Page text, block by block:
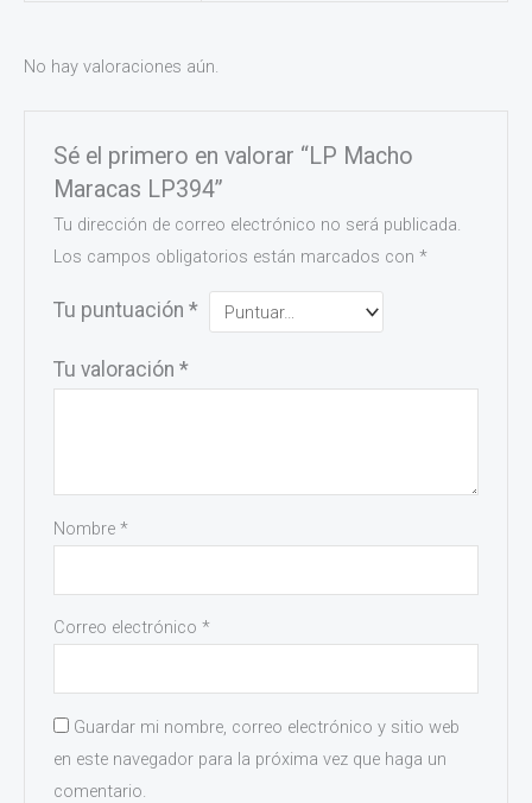
No hay valoraciones aún.
Sé el primero en valorar “LP Macho
Maracas LP394”
Tu dirección de correo electrónico no será publicada.
Los campos obligatorios están marcados con*
Tu puntuación*
Tu valoración*
Nombre*
Correo electrónico*
Guardar mi nombre, correo electrónico y sitio web
en este navegador para la próxima vez que haga un
comentario.